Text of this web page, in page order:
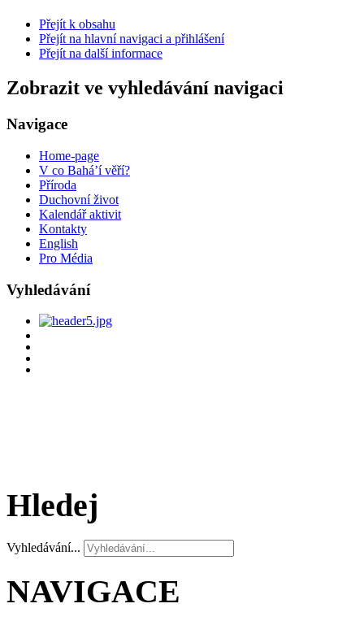
Přejít k obsahu
Přejít na hlavní navigaci a přihlášení
Přejít na další informace
Zobrazit ve vyhledávání navigaci
Navigace
Home-page
V co Bahá’í věří?
Příroda
Duchovní život
Kalendář aktivit
Kontakty
English
Pro Média
Vyhledávání
Hledej
Vyhledávání...
NAVIGACE